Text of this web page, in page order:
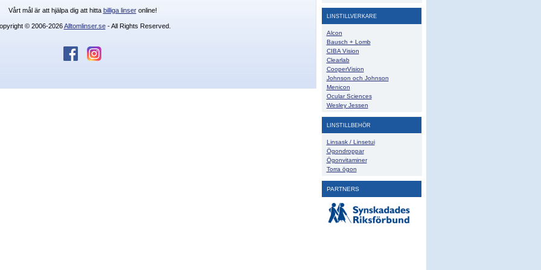
LINSTILLVERKARE
Alcon
Bausch + Lomb
CIBA Vision
Clearlab
CooperVision
Johnson och Johnson
Menicon
Ocular Sciences
Wesley Jessen
LINSTILLBEHÖR
Linsask / Linsetui
Ögondroppar
Ögonvitaminer
Torra ögon
PARTNERS
Vårt mål är att hjälpa dig att hitta billiga linseronline!
© 2006-2026Alltomlinser.se- All Rights Reserved.